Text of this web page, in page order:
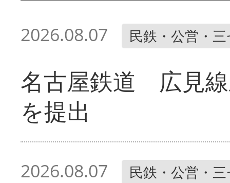
2026.08.07 民鉄・公営・
名古屋鉄道 広見
を提出
2026.08.07 民鉄・公営・